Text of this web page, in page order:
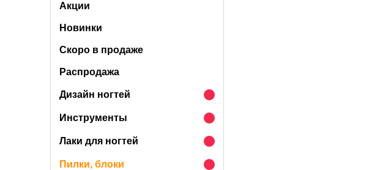
Акции
Новинки
Скоро в продаже
Распродажа
Дизайн ногтей
Инструменты
Лаки для ногтей
Пилки, блоки